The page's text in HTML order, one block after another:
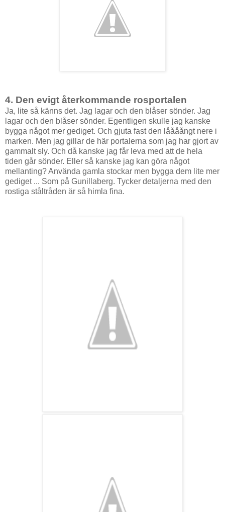
4. Den evigt återkommande rosportalen
Ja, lite så känns det. Jag lagar och den blåser sönder. Jag
lagar och den blåser sönder. Egentligen skulle jag kanske
bygga något mer gediget. Och gjuta fast den låååångt nere i
marken. Men jag gillar de här portalerna som jag har gjort av
gammalt sly. Och då kanske jag får leva med att de hela
tiden går sönder. Eller så kanske jag kan göra något
mellanting? Använda gamla stockar men bygga dem lite mer
gediget ... Som på Gunillaberg. Tycker detaljerna med den
rostiga ståltråden är så himla fina.